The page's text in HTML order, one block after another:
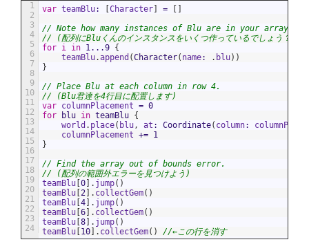
1
2
3
4
5
6
7
8
9
10
11
12
13
14
15
16
17
18
19
20
21
22
23
24
var teamBlu: Character =
// Note how many instances of Blu are in your array.
// (配列にBluくんのインスタンスをいくつ作っているでしょう？)
for i in 1...9 {
teamBlu.append (Character( name: . blu) )
}
// Place Blu at each column in row 4.
// (Blu君達を4行目に配置します)
var columnPlacement = 0
for
blu in teamBlu {
world . place( blu, at : Coordinate( column:
columnPlacement += 1
}
// Find the array out of bounds error.
// (配列の範囲外エラーを見つけよう)
teamBlu 0 . jump( )
teamBlu 2 . collectGem( )
teamBlu 4 . jump( )
teamBlu 6 . collectGem( )
teamBlu 8 . jump( )
teamBlu 10 . collectGem( ) //←この行を消す